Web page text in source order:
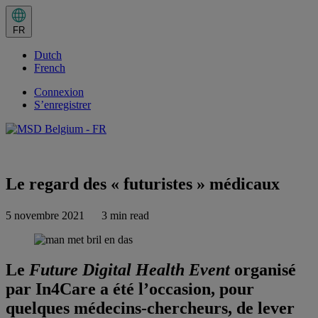
Langage
actuel
Changer
langue
FR
Dutch
French
Connexion
S’enregistrer
Le regard des « futuristes » médicaux
5 novembre 2021 3 min read
Le Future Digital Health Event organisé
par In4Care a été l’occasion, pour
quelques médecins-chercheurs, de lever